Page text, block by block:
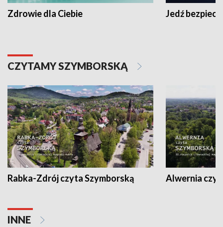
Zdrowie dla Ciebie Jedź
CZYTAMY SZYMBORSKĄ
Rabka-Zdrój czyta Szymborską Alwernia
INNE